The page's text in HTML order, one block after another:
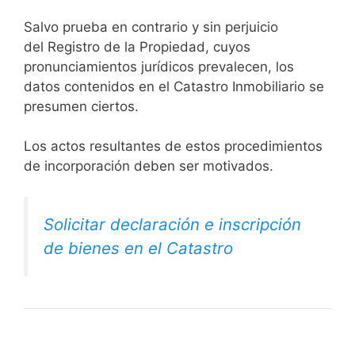
Salvo prueba en contrario y sin perjuicio
del Registro de la Propiedad, cuyos
pronunciamientos jurídicos prevalecen, los
datos contenidos en el Catastro Inmobiliario se
presumen ciertos.
Los actos resultantes de estos procedimientos
de incorporación deben ser motivados.
Solicitar declaración e inscripción
de bienes en el Catastro